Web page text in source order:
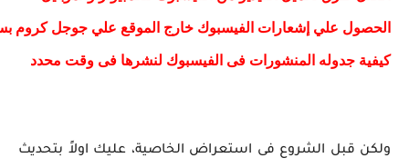
الحصول علي إشعارات الفيسبوك خارج الموقع علي جوجل كروم
كيفية جدوله المنشورات فى الفيسبوك لنشرها فى وقت محدد
ولكن قبل الشروع فى استعراض الخاصية، عليك اولاً بتحديث